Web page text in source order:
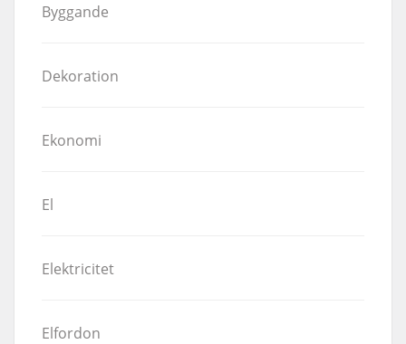
Byggande
Dekoration
Ekonomi
El
Elektricitet
Elfordon